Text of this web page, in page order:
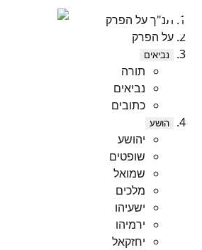
תנ"ך על הפרק
על הפרק
נביאים
תורה
נביאים
כתובים
הושע
יהושע
שופטים
שמואל
מלכים
ישעיהו
ירמיהו
יחזקאל